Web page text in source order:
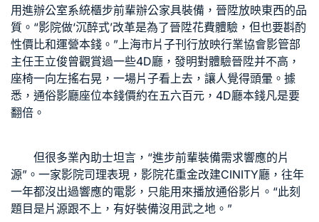
用進辦公室系統櫃步前輩辦公家具裝備，晉陞放映東西的品
質。“影院做‘沉醉式’改革是為了晉陞花費體驗，但也要斟酌
性價比和運營本錢。”上海市片子刊行放映行業協會影管部
主任王立俊曾觀賞過一些4D廳，發明對體驗晉陞并不高，
座椅一向左搖右晃，一場片子看上去，讓人覺得頭暈。據
悉，通俗影廳座位本錢價約在五六百元，4D廳本錢凡是要
翻倍。
但很多業內助士坦言，“進步前輩裝備需求響應的片
源”。一家影院司理表現，影院花重金改建CINITY廳，往年
一年都沒出過響應的電影，只能用來播放通俗影片。“此刻
題目是片源跟不上，有好裝備沒用武之地。”